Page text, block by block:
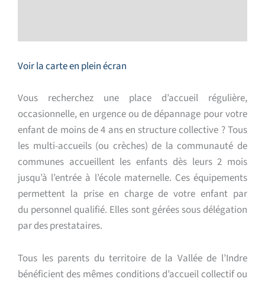
Voir la carte en plein écran
Vous recherchez une place d’accueil régulière,
occasionnelle, en urgence ou de dépannage pour votre
enfant de moins de 4 ans en structure collective ? Tous
les multi-accueils (ou crèches) de la communauté de
communes accueillent les enfants dès leurs 2 mois
jusqu’à l’entrée à l’école maternelle. Ces équipements
permettent la prise en charge de votre enfant par
du personnel qualifié. Elles sont gérées sous délégation
par des prestataires.
Tous les parents du territoire de la Vallée de l’Indre
bénéficient des mêmes conditions d’accueil collectif ou